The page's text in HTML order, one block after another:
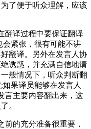
了便于听众理解，应该
译过程中要保证翻译
会紧张，很有可能不讲
翻译。另外在发言人协
诱惑，并充满自信地请
般情况下，听众判断翻
果译员能够在发言人
言主要内容翻出来，这
。
的充分准备很重要，